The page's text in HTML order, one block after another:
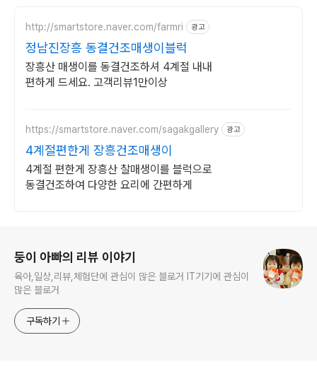
http://smartstore.naver.com/farmri 광고
정남진장흥 동결건조매생이블럭
장흥산 매생이를 동결건조하셔 4계절 내내
편하게 드세요. 고객리뷰1만이상
https://smartstore.naver.com/sagakgallery 광고
4계절편한게 장흥건조매생이
4계절 편한게 장흥산 찰매생이를 블럭으로
동결건조하여 다양한 요리에 간편하게
둥이 아빠의 리뷰 이야기
육아,일상,리뷰,체험단에 관심이 많은 블로거 IT기기에 관심이
많은 블로거
구독하기